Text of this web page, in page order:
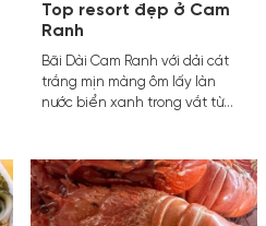
Top resort đẹp ở Cam
Ranh
Bãi Dài Cam Ranh với dải cát
trắng mịn màng ôm lấy làn
nước biển xanh trong vắt từ
miền Trung.